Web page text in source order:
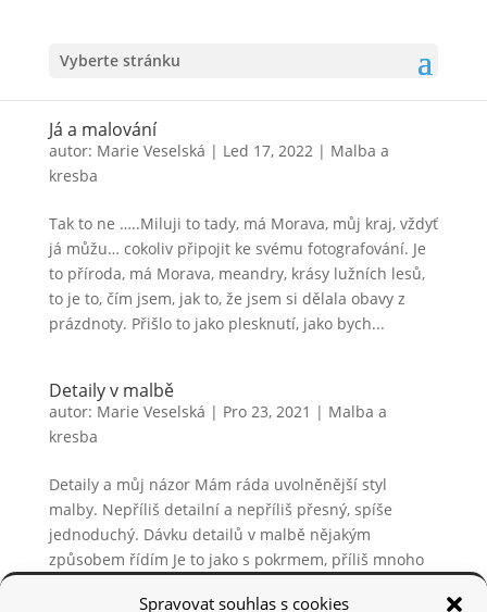
Spravovat souhlas s cookies
Vyberte stránku
Já a malování
autor: Marie Veselská | Led 17, 2022| Malba a
kresba
Tak to ne …..Miluji to tady, má Morava, můj kraj, vždyť
já můžu… cokoliv připojit ke svému fotografování. Je
to příroda, má Morava, meandry, krásy lužních lesů,
to je to, čím jsem, jak to, že jsem si dělala obavy z
prázdnoty. Přišlo to jako plesknutí, jako bych...
Detaily v malbě
autor: Marie Veselská | Pro 23, 2021 | Malba a
kresba
Detaily a můj názor Mám ráda uvolněnější styl
malby. Nepříliš detailní a nepříliš přesný, spíše
jednoduchý. Dávku detailů v malbě nějakým
způsobem řídím Je to jako s pokrmem, příliš mnoho